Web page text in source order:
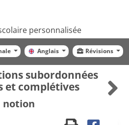
personnalisée
Anglais Révisions
subordonnées
et complétives
notion